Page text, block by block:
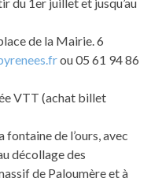
de la Mairie. 6
ou 05 61 94 86
VTT (achat billet
de l’ours, avec
décollage des
de Paloumère et à